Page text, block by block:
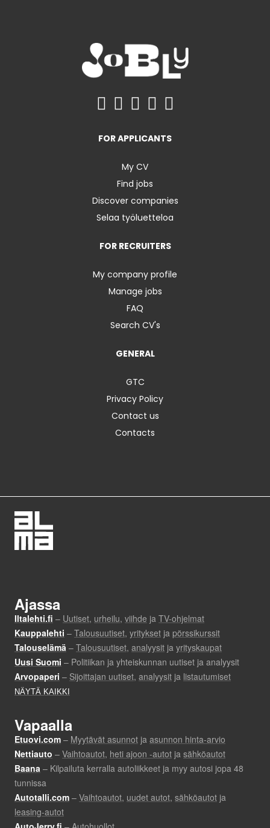
FOR APPLICANTS
My CV
Find jobs
Discover companies
Selaa työluetteloa
FOR RECRUITERS
My company profile
Manage jobs
FAQ
Search CV's
GENERAL
GTC
Privacy Policy
Contact us
Contacts